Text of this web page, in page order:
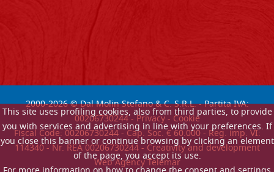
This site uses profiling cookies, also from third parties, to provide
you with services and advertising in line with your preferences. If
you close this banner or continue browsing by clicking an element
of the page, you accept its use.
2000-2026© Dal Molin Stefano & C. S.R.L. - Partita IVA:
00206730244 -Privacy-Cookie
Fiscal Code: 00206730244 - Cap. Soc. € 60.000 - Reg. imp. VI:
114340 - Nr. REA 00206730244 - Creativity and development
Web Agency Telemar